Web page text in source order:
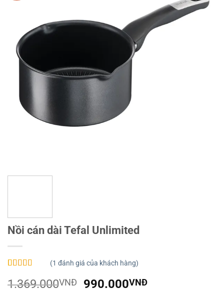
Nồi cán dài Tefal Unlimited
dựa trên
đánh giá
(1 đánh giá của khách hàng)
1.369.000VNĐ
Giá
990.000VNĐGiá